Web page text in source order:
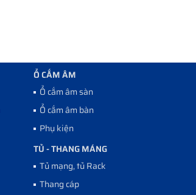
Ổ CẮM ÂM
Ổ cắm âm sàn
Ổ cắm âm bàn
Phụ kiện
TỦ - THANG MÁNG
Tủ mạng, tủ Rack
Thang cáp